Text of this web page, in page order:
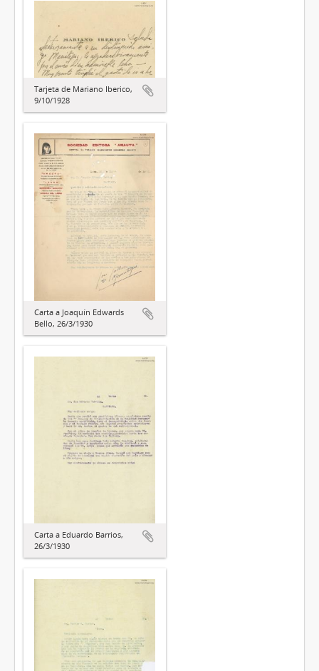
Tarjeta de Mariano Iberico,
9/10/1928
Carta a Joaquín Edwards
Bello, 26/3/1930
Carta a Eduardo Barrios,
26/3/1930